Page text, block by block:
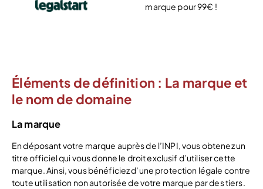
marque pour 99€ !
Éléments de définition : La marque et
le nom de domaine
La marque
En déposant votre marque auprès de l’INPI, vous obtenez un
titre officiel qui vous donne le droit exclusif d’utiliser cette
marque. Ainsi, vous bénéficiez d’une protection légale contre
toute utilisation non autorisée de votre marque par des tiers.